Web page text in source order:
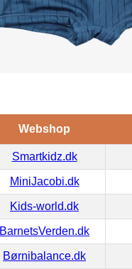
Webshop
Smartkidz.dk
MiniJacobi.dk
Kids-world.dk
BarnetsVerden.dk
Børnibalance.dk